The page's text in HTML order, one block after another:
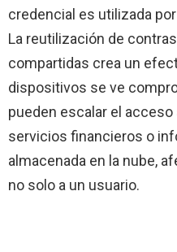
credencial es utilizada
La reutilización de
compartidas crea un
dispositivos se ve
pueden escalar el
servicios financieros o
almacenada en la nube,
no solo a un usuario.